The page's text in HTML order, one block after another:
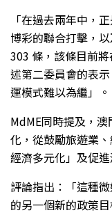
「在過去兩年中，
博彩的聯合打擊，
303 條，該條目前
述第二委員會的表
運模式難以為繼」。
MdME同時提及，
化，從鼓勵旅遊業
經濟多元化」及促
評論指出：「這種
的另一個新的政策